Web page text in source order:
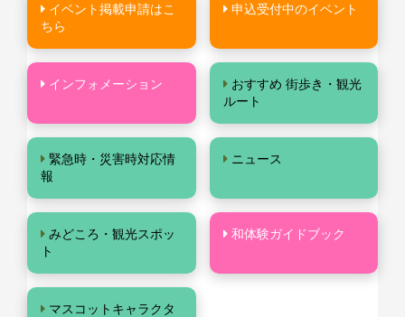
イベント掲載申請はこ
ちら
申込受付中のイベント
インフォメーション
おすすめ 街歩き・観光
ルート
緊急時・災害時対応情
報
ニュース
みどころ・観光スポッ
ト
和体験ガイドブック
マスコットキャラクタ